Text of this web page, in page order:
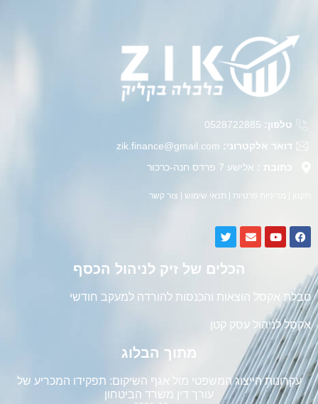
טלפון:
דואר אלקטרוני: zik.finance@gmail.com
כתובת : אלישע 7 פרדס חנה-כרכור
מדיניות פרטיות | תנאי שימוש | צור קשר
הכלים של זיק לניהול הכסף
טבלת אקסל הוצאות והכנסות להורדה למעקב חודשי
אקסל לניהול עסק קטן
מתוך הבלוג
עקרונות הייצוג המשפטי מול אגף השיקום: תפקידו המכריע של
עורך דין משרד הביטחון